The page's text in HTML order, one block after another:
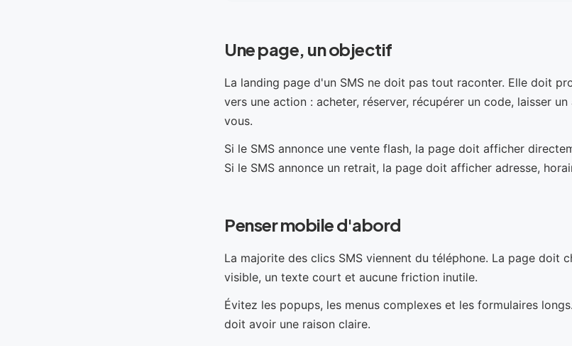
Une page, un objectif
La landing page d'un SMS ne doit pas tout raconter. Elle doit
vers une action : acheter, réserver, récupérer un code, laisser
vous.
Si le SMS annonce une vente flash, la page doit afficher
Si le SMS annonce un retrait, la page doit afficher adresse,
Penser mobile d'abord
La majorite des clics SMS viennent du téléphone. La page doit
visible, un texte court et aucune friction inutile.
Évitez les popups, les menus complexes et les formulaires
doit avoir une raison claire.